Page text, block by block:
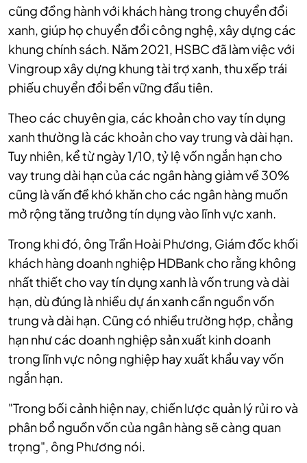
cũng đồng hành với khách hàng trong chuyển đổi
xanh, giúp họ chuyển đổi công nghệ, xây dựng các
khung chính sách. Năm 2021, HSBC đã làm việc với
Vingroup xây dựng khung tài trợ xanh, thu xếp trái
phiếu chuyển đổi bền vững đầu tiên.
Theo các chuyên gia, các khoản cho vay tín dụng
xanh thường là các khoản cho vay trung và dài hạn.
Tuy nhiên, kể từ ngày 1/10, tỷ lệ vốn ngắn hạn cho
vay trung dài hạn của các ngân hàng giảm về 30%
cũng là vấn đề khó khăn cho các ngân hàng muốn
mở rộng tăng trưởng tín dụng vào lĩnh vực xanh.
Trong khi đó, ông Trần Hoài Phương, Giám đốc khối
khách hàng doanh nghiệp HDBank cho rằng không
nhất thiết cho vay tín dụng xanh là vốn trung và dài
hạn, dù đúng là nhiều dự án xanh cần nguồn vốn
trung và dài hạn. Cũng có nhiều trường hợp, chẳng
hạn như các doanh nghiệp sản xuất kinh doanh
trong lĩnh vực nông nghiệp hay xuất khẩu vay vốn
ngắn hạn.
"Trong bối cảnh hiện nay, chiến lược quản lý rủi ro và
phân bổ nguồn vốn của ngân hàng sẽ càng quan
trọng", ông Phương nói.